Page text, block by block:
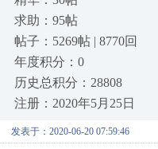
求助：95帖
帖子：5269帖 | 8770回
年度积分：0
历史总积分：28808
注册：2020年5月25日
发表于：2020-06-20 07:59:46